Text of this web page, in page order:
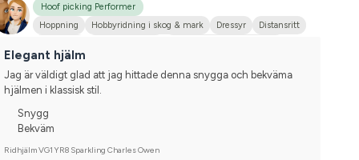
Hoof picking Performer
Hoppning
Hobbyridning i skog & mark Dressyr
Distansritt
Elegant hjälm
Jag är väldigt glad att jag hittade denna snygga och bekväma
hjälmen i klassisk stil.
Snygg
Bekväm
Ridhjälm VG1 YR8 Sparkling Charles Owen